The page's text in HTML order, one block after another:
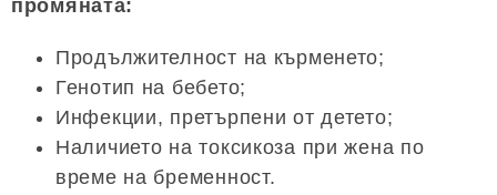
промяната:
Продължителност на кърменето;
Генотип на бебето;
Инфекции, претърпени от детето;
Наличието на токсикоза при жена по
време на бременност.